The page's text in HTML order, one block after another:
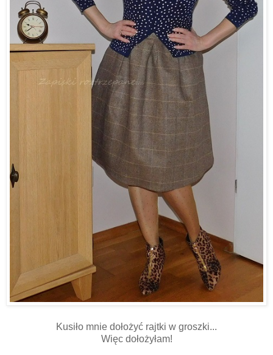
Kusiło mnie dołożyć rajtki w groszki...
Więc dołożyłam!